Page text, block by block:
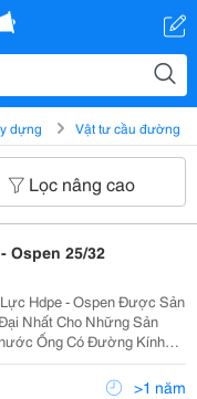
dựng Vật tư cầu đường
Lọc nâng cao
Ospen 25/32
Hdpe - Ospen Được Sản
Nhất Cho Những Sản
Ống Có Đường Kính
Chịu Lực Lớn, Kinh Tế, Tiết
>1 năm